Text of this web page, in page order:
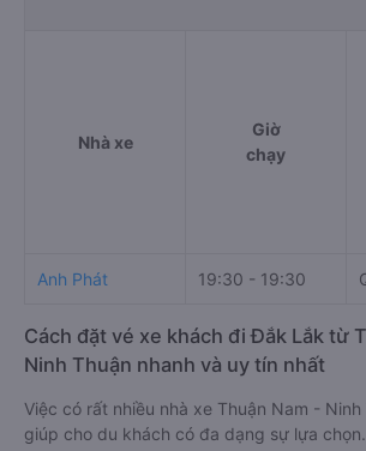
Nhà xe
Giờ
chạy
Anh Phát 19:30 - 19:30
Cách đặt vé xe khách đi Đắk Lắk từ
Ninh Thuận nhanh và uy tín nhất
Việc có rất nhiều nhà xe Thuận Nam -
giúp cho du khách có đa dạng sự lựa